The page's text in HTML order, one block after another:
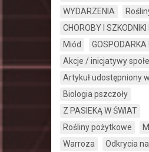
WYDARZENIA
CHOROBY I
Miód
GOSPODARKA
Akcje / inicjatywy
Artykuł udostępniony
Biologia pszczoły
Z PASIEKĄ W ŚWIAT
Rośliny pożytkowe
Warroza
Odkrycia